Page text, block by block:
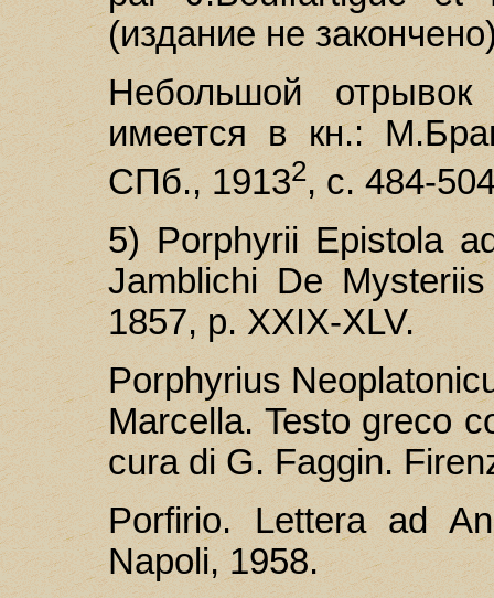
(издание не
Небольшой
имеется в кн.:
СПб., 19132, с. 484-
5) Porphyrii Epistola
Jamblichi De
1857, p. XXIX-XLV.
Porphyrius
Marcella. Testo greco
cura di G. Faggin.
Porfirio. Lettera ad
Napoli, 1958.